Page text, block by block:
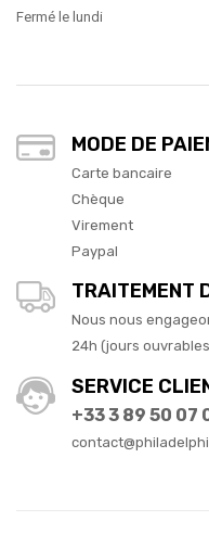
Fermé le lundi
MODE DE
Carte bancaire
Chèque
Virement
Paypal
TRAITEMENT
Nous nous
24h (jours
SERVICE
+33 3 89 50 07